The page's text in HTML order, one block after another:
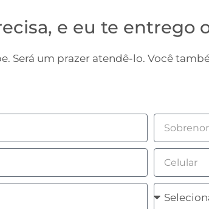
e eu te entrego
Será um prazer atendê-lo. Você
Sobrenome
Celular
Cargo